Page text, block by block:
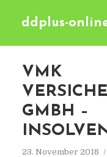
ddplus-
VMK
GMBH –
23. November 2018